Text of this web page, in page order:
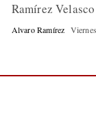
Ramírez Velasco
Alvaro Ramírez